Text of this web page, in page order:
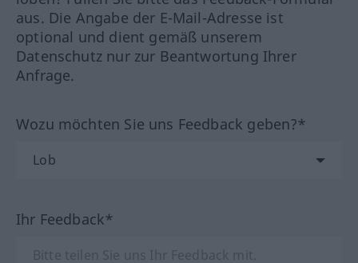
aus. Die Angabe der E-Mail-Adresse ist
optional und dient gemäß unserem
Datenschutz nur zur Beantwortung Ihrer
Anfrage.
Wozu möchten Sie uns Feedback geben?*
Ihr Feedback*